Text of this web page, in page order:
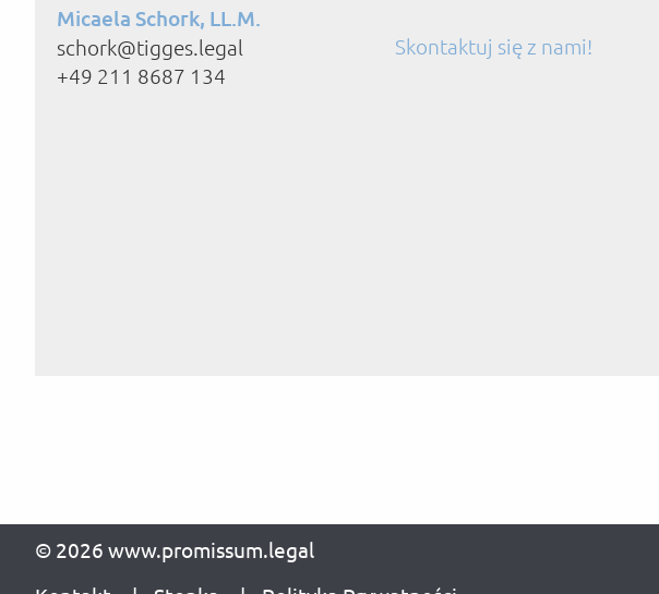
Micaela Schork, LL.M.
schork@tigges.legal
+49 211 8687 134
Skontaktuj się z nami!
© 2026 www.promissum.legal